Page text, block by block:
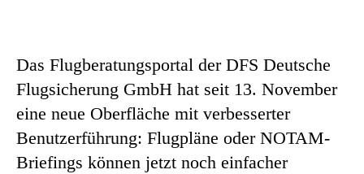
Das Flugberatungsportal der DFS Deutsche
Flugsicherung GmbH hat seit 13. November
eine neue Oberfläche mit verbesserter
Benutzerführung: Flugpläne oder NOTAM-
Briefings können jetzt noch einfacher